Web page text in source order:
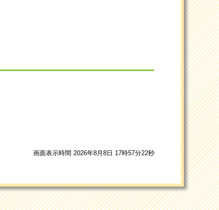
画面表示時間 2026年8月8日 17時57分22秒